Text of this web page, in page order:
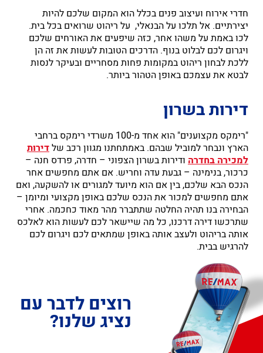
חדרי אירוח ועיצוב פנים בכלל הוא המקום שלכם להיות
יצירתיים. אל תלכו על הבנאלי, על ריהוט שרואים בכל בית.
לכו באמת על משהו אחר, כזה שיפעים את האורחים שלכם
ויגרום לכם לבלוט בנוף. הדרכים הטובות לעשות את זה הן
ללכת לבחון ריהוט במקומות פחות מסחריים ובעיקר לנסות
לבטא את עצמכם באופן הטהור ביותר.
דירות בשרון
"רימקס מקצוענים" הוא אחד מ-100 משרדי רימקס ברחבי
הארץ ונבחר למוביל שבהם. באמתחתנו מגוון רכב שלדירות
למכירה בחדרה ודירות בשרון הצפוני – חדרה, פרדס חנה –
כרכור, בנימינה – גבעת עדה וחריש. אם אתם מחפשים אחר
הנכס הבא שלכם, בין אם הוא מיועד למגורים או להשקעה, ואם
אתם מחפשים למכור את הנכס שלכם באופן מקצועי ומיומן –
הבחירה בנו תהיה החלטה שתתברר מהר מאוד כחכמה. אחרי
שתרכשו דירה דרכנו, כל מה שיישאר לכם לעשות הוא לאלכס
אותה בריהוט ולעצב אותה באופן שמתאים לכם ויגרום לכם
להרגיש בבית.
רוצים לדבר עם
נציג שלנו?